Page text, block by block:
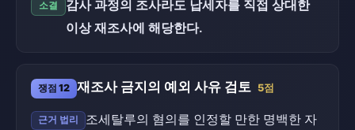
소결
감사 과정의 조사라도 납세자를 직접 상대한
이상 재조사에 해당한다.
쟁점 12 재조사 금지의 예외 사유 검토 5점
근거 법리
조세탈루의 혐의를 인정할 만한 명백한 자